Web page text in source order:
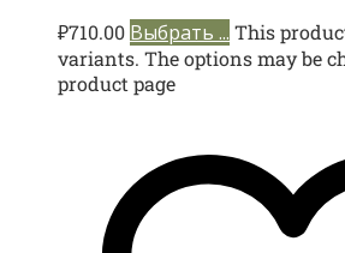
₽710.00 Выбрать ... This
variants. The options may be
product page